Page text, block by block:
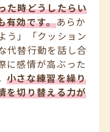
た時どうしたらい
有効です。あらか
う」「クッション
代替行動を話し合
に感情が高ぶった
小さな練習を繰り
を切り替える力が